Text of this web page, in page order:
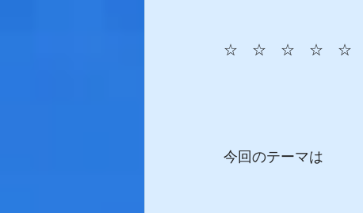
☆　☆　☆　☆　☆
今回のテーマは